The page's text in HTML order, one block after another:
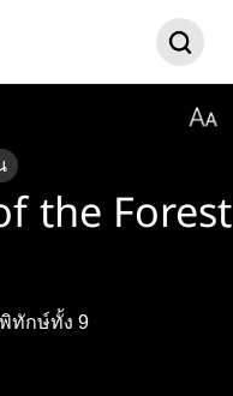
the Forest
ทักษ์ทั้ง 9